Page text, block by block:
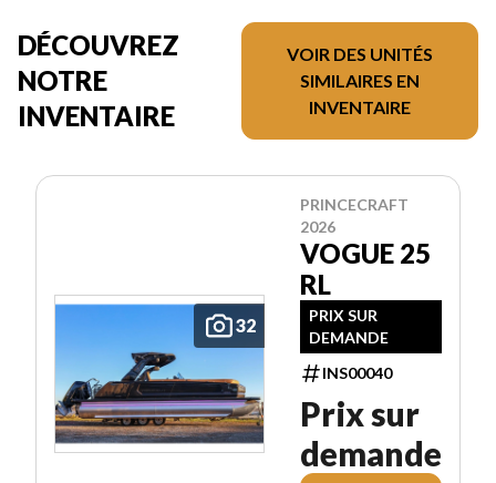
DÉCOUVREZ
NOTRE
INVENTAIRE
VOIR DES UNITÉS
SIMILAIRES EN
INVENTAIRE
32
PRINCECRAFT
2026
VOGUE 25
RL
PRIX SUR
DEMANDE
INS00040
Prix sur
demande